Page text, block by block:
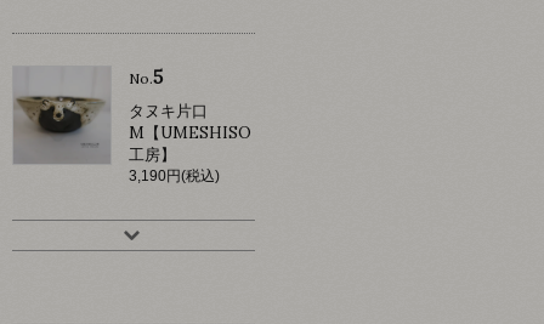
No.5
タヌキ片口
M【UMESHISO
工房】
3,190円(税込)